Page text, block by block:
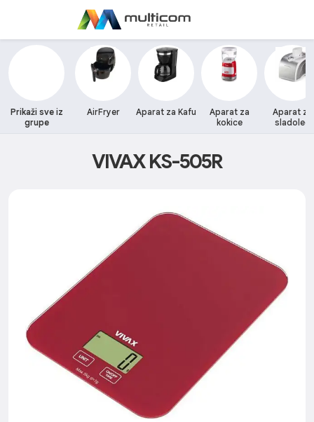
Prikaži sve iz
grupe
AirFryer Aparat za Kafu
Aparat za
kokice
Aparat za
sladoled
VIVAX KS-505R